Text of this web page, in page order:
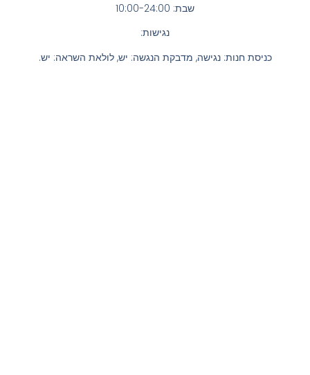
שבת: 10:00-24:00
נגישות:
כניסת חנות: נגישה, מדבקת הנגשה: יש, לולאת השראה: יש.